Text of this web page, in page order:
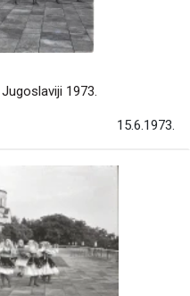
1973.
15.6.1973.